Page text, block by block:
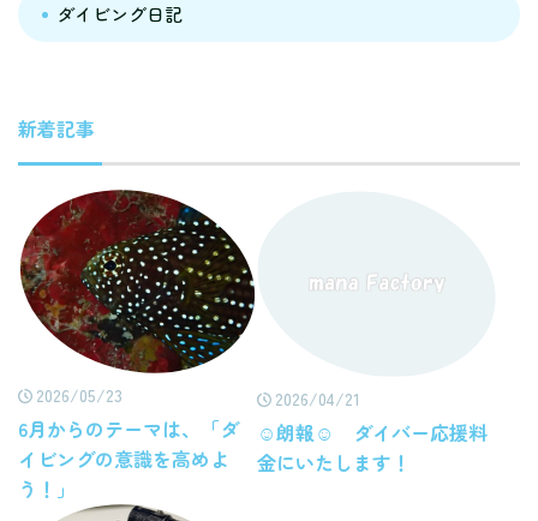
ダイビング日記
新着記事
2026/05/23
6月からのテーマは、「ダ
イビングの意識を高めよ
う！」
2026/04/21
☺朗報☺ ダイバー応援料
金にいたします！